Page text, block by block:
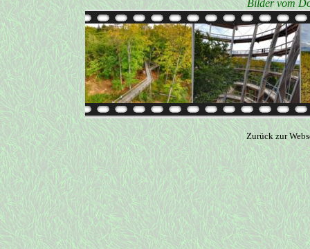
Bilder vom
Zurück zur